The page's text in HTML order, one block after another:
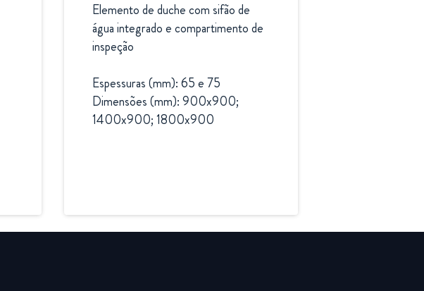
Elemento de duche com sifão de
água integrado e compartimento de
inspeção
Espessuras (mm): 65 e 75
Dimensões (mm): 900x900;
1400x900; 1800x900